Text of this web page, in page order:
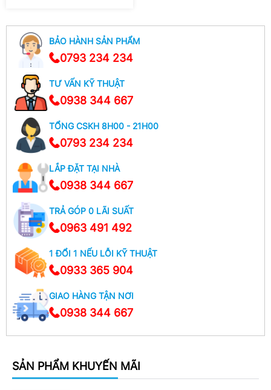
Thêm Vào Giỏ Hàng
BẢO HÀNH SẢN PHẨM
0793 234 234
TƯ VẤN KỸ THUẬT
0938 344 667
TỔNG CSKH 8H00 - 21H00
0793 234 234
LẮP ĐẶT TẠI NHÀ
0938 344 667
TRẢ GÓP 0 LÃI SUẤT
0963 491 492
1 ĐỔI 1 NẾU LỖI KỸ THUẬT
0933 365 904
GIAO HÀNG TẬN NƠI
0938 344 667
SẢN PHẨM KHUYẾN MÃI